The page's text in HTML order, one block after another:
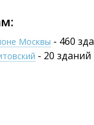
Москвы - 460
- 20